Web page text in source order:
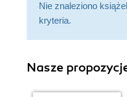
Nie znaleziono
kryteria.
Nasze